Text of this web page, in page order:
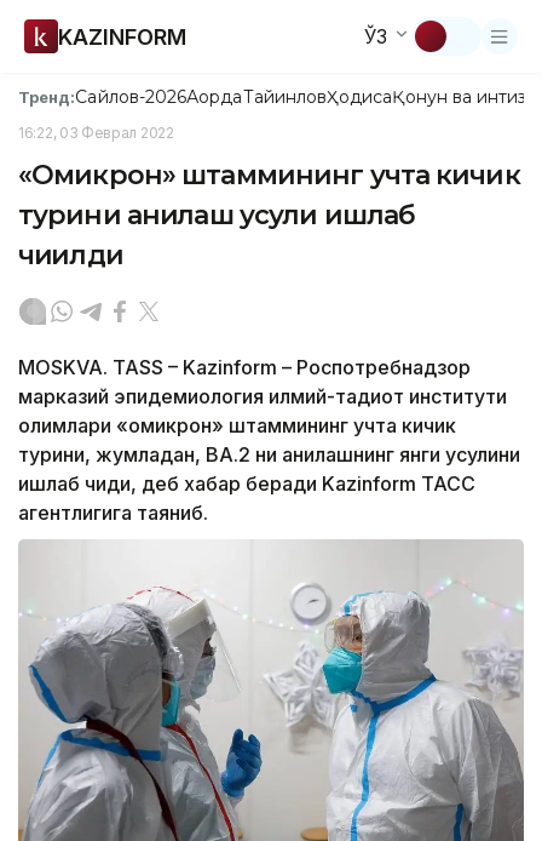
KAZINFORM ЎЗ
Тренд:Сайлов-2026АқордаТайинловҲодисаҚонун ва
16:22, 03 Феврал 2022
«Омикрон» штаммининг учта кичик
турини аниқлаш усули ишлаб
чиқилди
MOSKVA. TASS – Kazinform – Роспотребнадзор
марказий эпидемиология илмий-тадқиқот институти
олимлари «омикрон» штаммининг учта кичик
турини, жумладан, BA.2 ни аниқлашнинг янги усулини
ишлаб чиқди, деб хабар беради Kazinform ТАСС
агентлигига таяниб.